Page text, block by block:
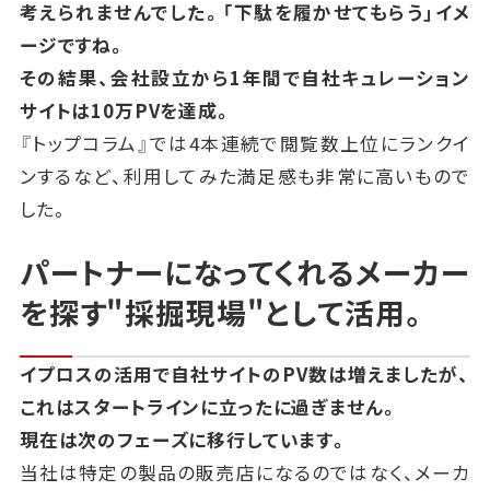
考えられませんでした。「下駄を履かせてもらう」イメ
ージですね。
その結果、会社設立から1年間で自社キュレーション
サイトは10万PVを達成。
『トップコラム』では4本連続で閲覧数上位にランクイ
ンするなど、利用してみた満足感も非常に高いもので
した。
パートナーになってくれるメーカー
を探す"採掘現場"として活用。
イプロスの活用で自社サイトのPV数は増えましたが、
これはスタートラインに立ったに過ぎません。
現在は次のフェーズに移行しています。
当社は特定の製品の販売店になるのではなく、メーカ